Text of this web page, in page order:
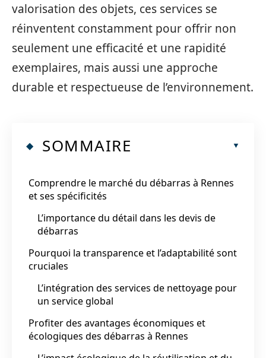
valorisation des objets, ces services se
réinventent constamment pour offrir non
seulement une efficacité et une rapidité
exemplaires, mais aussi une approche
durable et respectueuse de l’environnement.
SOMMAIRE
Comprendre le marché du débarras à Rennes
et ses spécificités
L’importance du détail dans les devis de
débarras
Pourquoi la transparence et l’adaptabilité sont
cruciales
L’intégration des services de nettoyage pour
un service global
Profiter des avantages économiques et
écologiques des débarras à Rennes